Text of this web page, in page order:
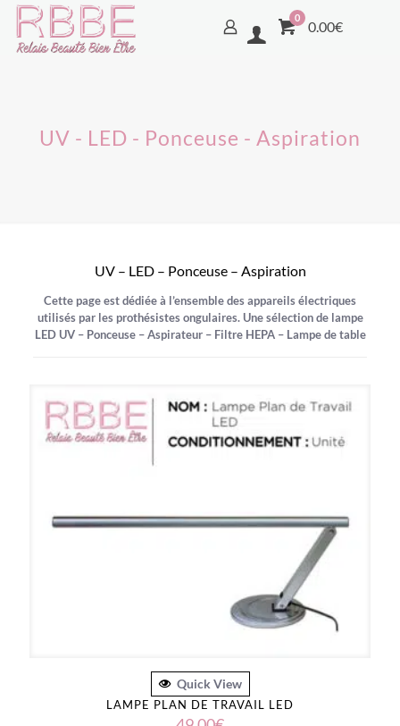
0
0.00€
UV - LED - Ponceuse - Aspiration
UV – LED – Ponceuse – Aspiration
Cette page est dédiée à l’ensemble des appareils électriques
utilisés par les prothésistes ongulaires. Une sélection de lampe
LED UV – Ponceuse – Aspirateur – Filtre HEPA – Lampe de table
Quick View
LAMPE PLAN DE TRAVAIL LED